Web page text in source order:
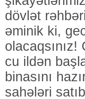
dövlət
əminik ki,
olacaqsınız!
cu ildən
binasını
sahələri